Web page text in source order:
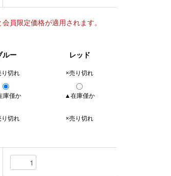
員限定価格が適用されます。
ルー
レッド
り切れ ×売り切れ
庫僅か ▲在庫僅か
り切れ ×売り切れ